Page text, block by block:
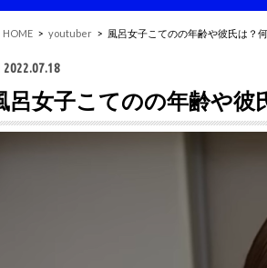
HOME youtuber 風呂女子こてのの年齢や彼氏は？
2022.07.18
呂女子こてのの年齢や